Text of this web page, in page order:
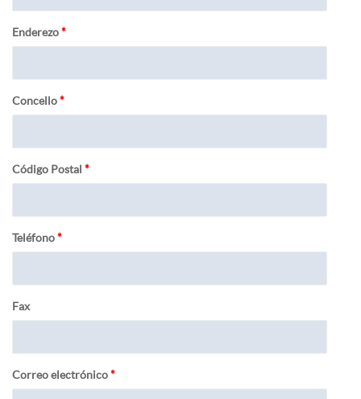
Enderezo*
Concello*
Código Postal *
Teléfono*
Fax
Correo electrónico*